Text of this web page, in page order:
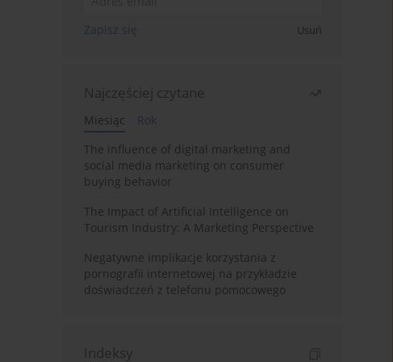
Zapisz się Usuń
Najczęściej czytane
Miesiąc
Rok
The influence of digital marketing and
social media marketing on consumer
buying behavior
The Impact of Artificial Intelligence on
Tourism Industry: A Marketing Perspective
Negatywne implikacje korzystania z
pornografii internetowej na przykładzie
doświadczeń z telefonu pomocowego
Indeksy